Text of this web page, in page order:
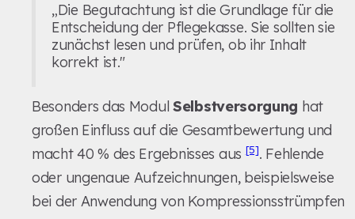
„Die Begutachtung ist die Grundlage für die
Entscheidung der Pflegekasse. Sie sollten sie
zunächst lesen und prüfen, ob ihr Inhalt
korrekt ist."
Besonders das Modul Selbstversorgung hat
großen Einfluss auf die Gesamtbewertung und
macht 40 % des Ergebnisses aus[5]. Fehlende
oder ungenaue Aufzeichnungen, beispielsweise
bei der Anwendung von Kompressionsstrümpfen